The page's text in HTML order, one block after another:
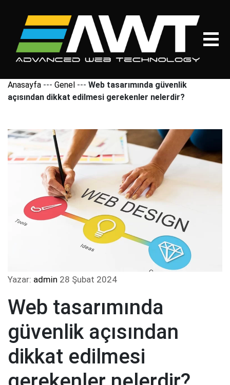
Anasayfa --- Genel --- Web tasarımında güvenlik
açısından dikkat edilmesi gerekenler nelerdir?
Yazar: admin 28 Şubat 2024
Web tasarımında
güvenlik açısından
dikkat edilmesi